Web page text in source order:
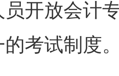
员开放会计
的考试制度